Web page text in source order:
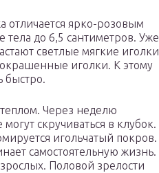
ярко-розовым
до 6,5 сантиметров. Уже
светлые мягкие иголки
иголки. К этому
быстро.
Через неделю
скручиваться в клубок.
игольчатый покров.
самостоятельную жизнь.
Половой зрелости